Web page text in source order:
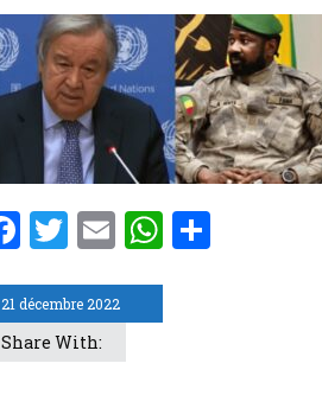
21 décembre 2022
Facebook
Twitter
Email
Share With: